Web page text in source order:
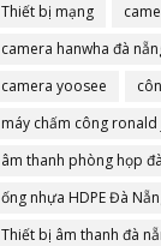
Thiết bị mạng
camera hanwha đà
camera yoosee
máy chấm công
âm thanh phòng họp
ống nhựa HDPE Đà
Thiết bị âm thanh đà